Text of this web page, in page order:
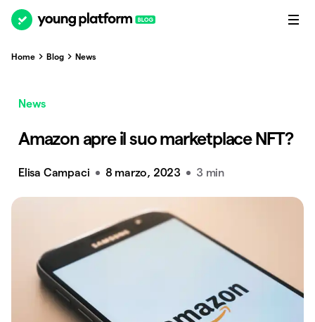
Home Blog News
News
Amazon apre il suo marketplace NFT?
Elisa Campaci 8 marzo, 2023 3 min